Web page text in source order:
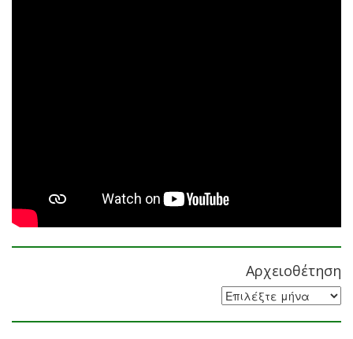
Αρχειοθέτηση
Αρχειοθέτηση